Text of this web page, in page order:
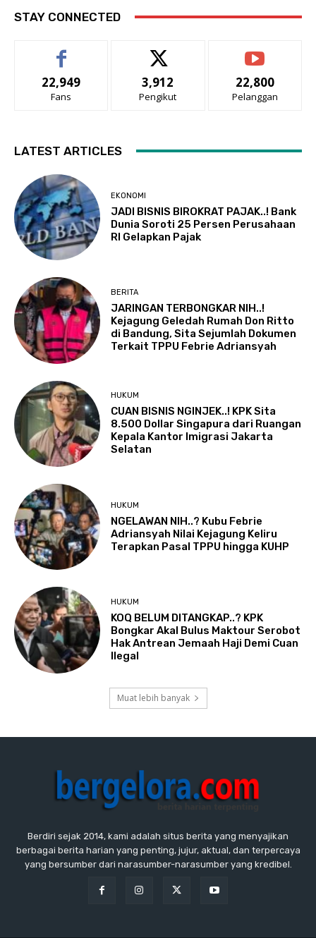
STAY CONNECTED
22,949
Fans
3,912
Pengikut
22,800
Pelanggan
LATEST ARTICLES
EKONOMI
JADI BISNIS BIROKRAT PAJAK..! Bank
Dunia Soroti 25 Persen Perusahaan
RI Gelapkan Pajak
BERITA
JARINGAN TERBONGKAR NIH..!
Kejagung Geledah Rumah Don Ritto
di Bandung, Sita Sejumlah Dokumen
Terkait TPPU Febrie Adriansyah
HUKUM
CUAN BISNIS NGINJEK..! KPK Sita
8.500 Dollar Singapura dari Ruangan
Kepala Kantor Imigrasi Jakarta
Selatan
HUKUM
NGELAWAN NIH..? Kubu Febrie
Adriansyah Nilai Kejagung Keliru
Terapkan Pasal TPPU hingga KUHP
HUKUM
KOQ BELUM DITANGKAP..? KPK
Bongkar Akal Bulus Maktour Serobot
Hak Antrean Jemaah Haji Demi Cuan
Ilegal
Muat lebih banyak
Berdiri sejak 2014, kami adalah situs berita yang menyajikan
berbagai berita harian yang penting, jujur, aktual, dan terpercaya
yang bersumber dari narasumber-narasumber yang kredibel.